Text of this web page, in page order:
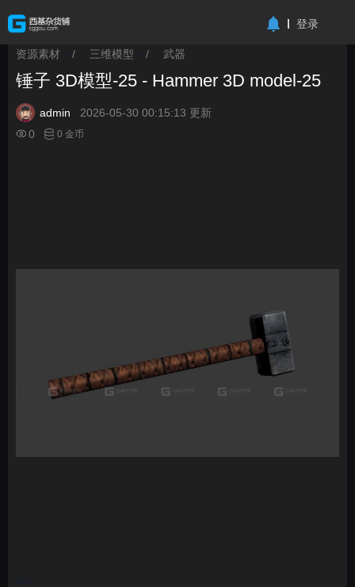
登录
资源素材 / 三维模型 / 武器
锤子 3D模型-25 - Hammer 3D model-25
admin
2026-05-30 00:15:13 更新
0
0 金币